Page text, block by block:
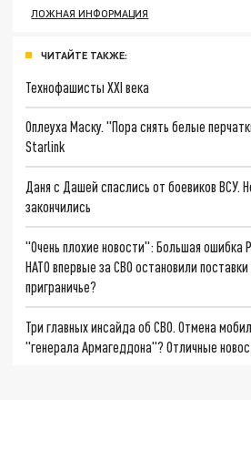
ЛОЖНАЯ ИНФОРМАЦИЯ
ЧИТАЙТЕ ТАКЖЕ:
Технофашисты XXI века
Оплеуха Маску. "Пора снять белые
Starlink
Даня с Дашей спаслись от боевиков ВСУ.
закончились
"Очень плохие новости": Большая ошибка
НАТО впервые за СВО остановили
приграничье?
Три главных инсайда об СВО. Отмена
"генерала Армагеддона"? Отличные